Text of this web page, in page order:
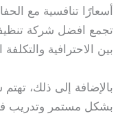
أسعارًا تنافسية مع
تجمع افضل شركة تنظيف
بين الاحترافية والتكلفة
بالإضافة إلى ذلك،
بشكل مستمر وتدريب